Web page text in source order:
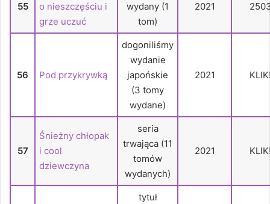
55
o nieszczęściu i
grze uczuć
wydany (1
tom)
2021
56 Pod przykrywką
dogoniliśmy
wydanie
japońskie
(3 tomy
wydane)
2021
57
Śnieżny chłopak
i cool
dziewczyna
seria
trwająca (11
tomów
wydanych)
2021
tytuł